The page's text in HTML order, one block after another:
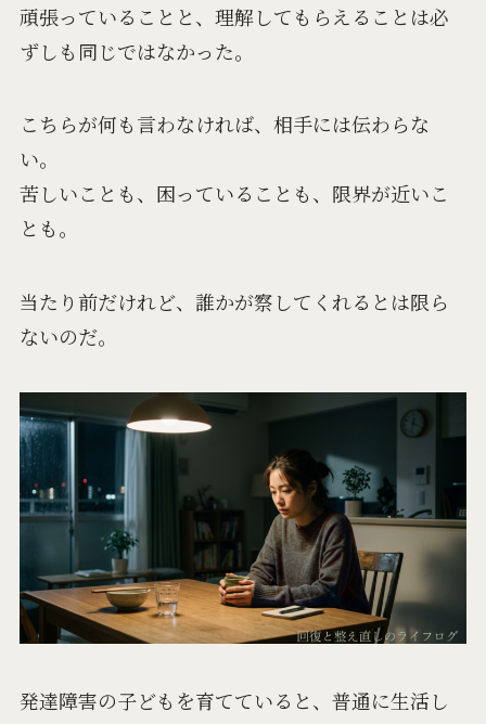
頑張っていることと、理解してもらえることは必
ずしも同じではなかった。
こちらが何も言わなければ、相手には伝わらな
い。
苦しいことも、困っていることも、限界が近いこ
とも。
当たり前だけれど、誰かが察してくれるとは限ら
ないのだ。
発達障害の子どもを育てていると、普通に生活し